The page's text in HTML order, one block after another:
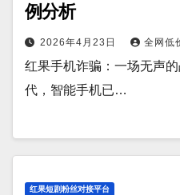
例分析
2026年4月23日 全网低
红果手机诈骗：一场无声
代，智能手机已…
红果短剧粉丝对接平台